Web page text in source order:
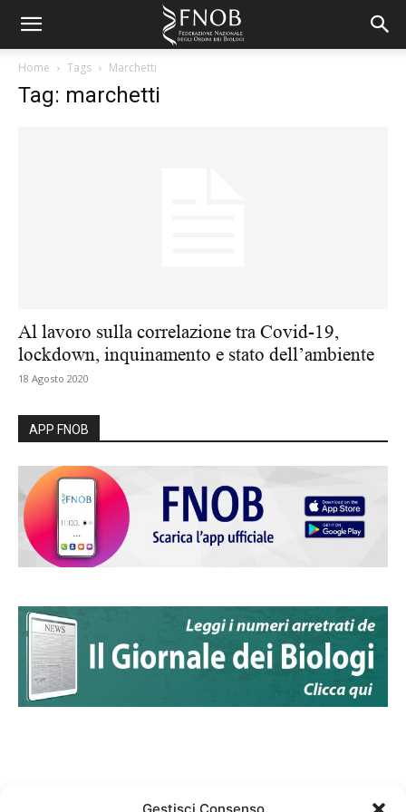
Home Tags Marchetti
Tag: marchetti
Al lavoro sulla correlazione tra Covid-19,
lockdown, inquinamento e stato dell’ambiente
18 Agosto 2020
APP FNOB